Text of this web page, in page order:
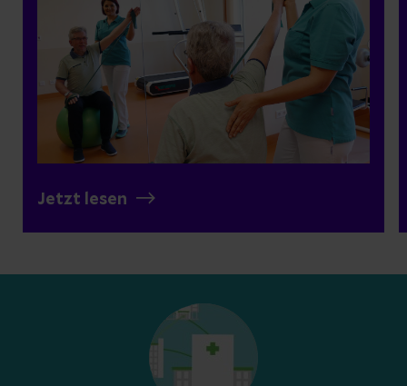
und wie das Leben mit Parkinson ist,
beschreibt die Geschichte eines Patienten.
Jetzt lesen